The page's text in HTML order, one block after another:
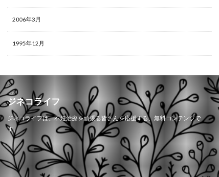
2006年3月
1995年12月
ジネコライフ
ジネコライフは、不妊治療を頑張る皆さんを応援する、無料コンテンツで
す。